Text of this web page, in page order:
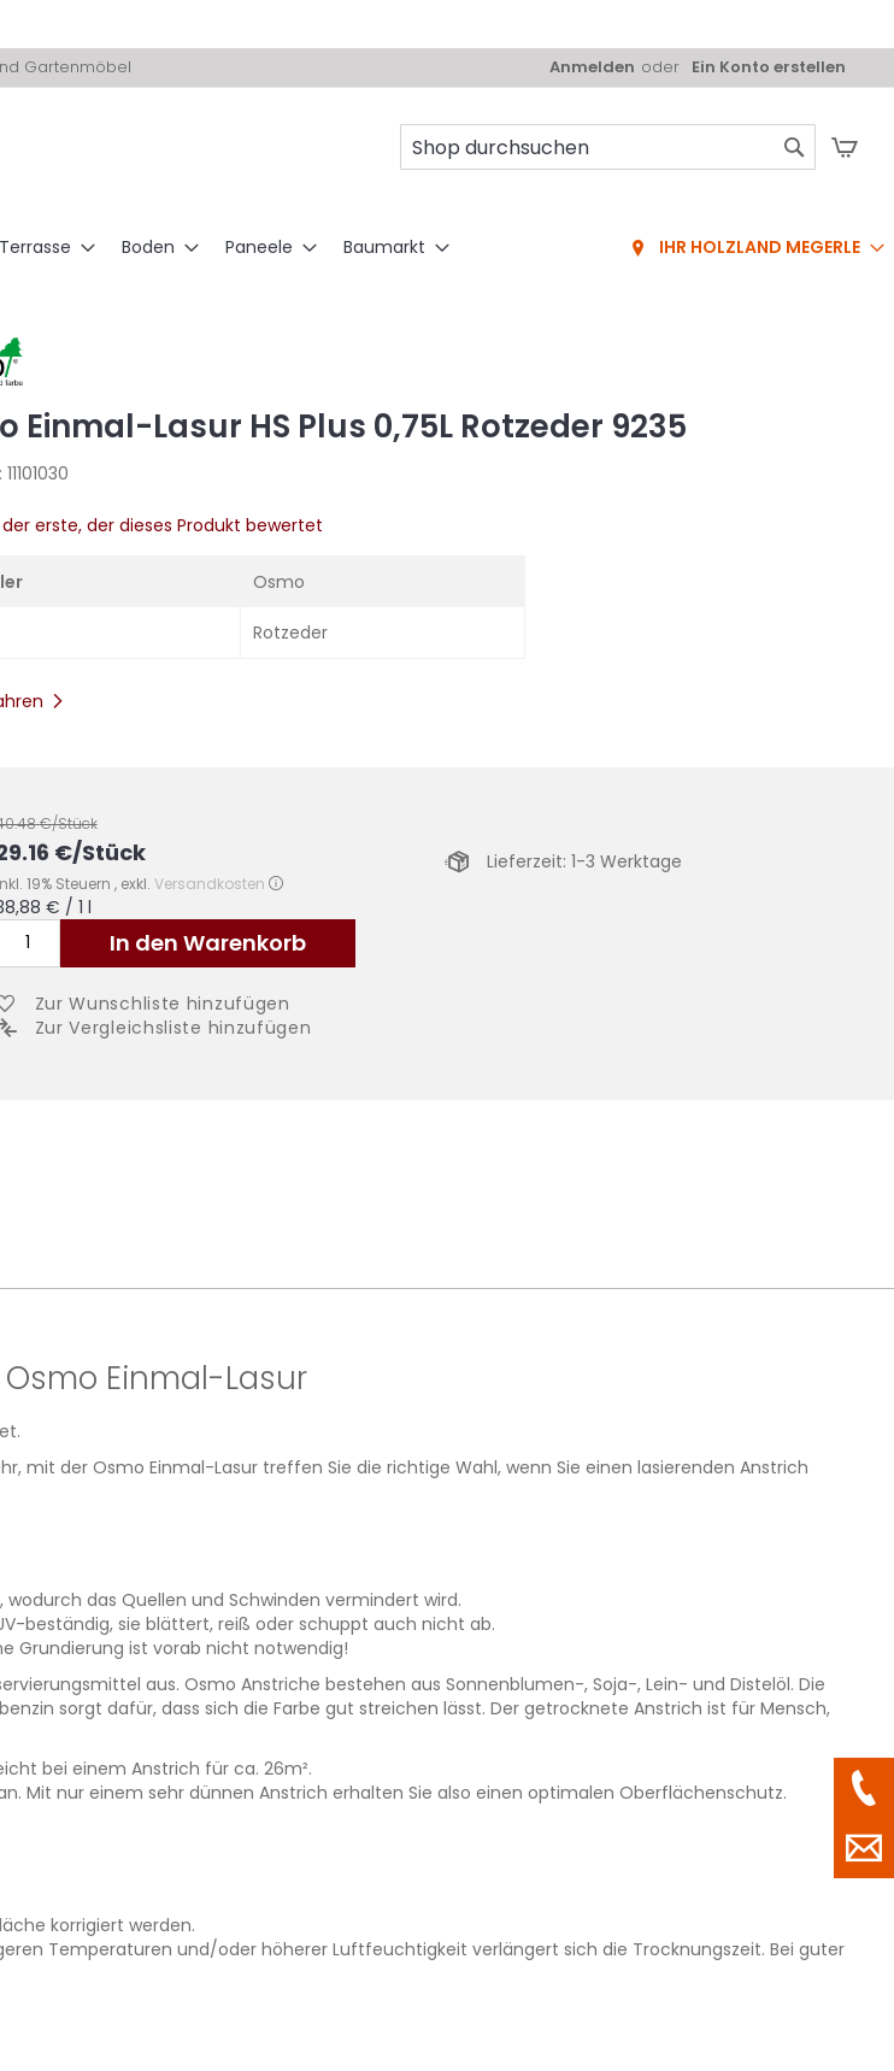
Gartenmöbel Anmelden Ein Konto erstellen
Terrasse Boden Paneele Baumarkt IHR HOLZLAND MEGERLE
Einmal-Lasur HS Plus 0,75L Rotzeder 9235
11101030
der erste, der dieses Produkt bewertet
Osmo
Rotzeder
€/Stück
€/Stück
19% Steuern , exkl. Versandkosten
€ / 1 l
In den Warenkorb
Lieferzeit: 1-3 Werktage
Zur Wunschliste hinzufügen
Zur Vergleichsliste hinzufügen
Einmal-Lasur
mit der Osmo Einmal-Lasur treffen Sie die richtige Wahl, wenn Sie einen lasierenden Anstrich
das Quellen und Schwinden vermindert wird.
beständig, sie blättert, reiß oder schuppt auch nicht ab.
Grundierung ist vorab nicht notwendig!
aus. Osmo Anstriche bestehen aus Sonnenblumen-, Soja-, Lein- und Distelöl. Die
sorgt dafür, dass sich die Farbe gut streichen lässt. Der getrocknete Anstrich ist für Mensch,
bei einem Anstrich für ca. 26m².
Mit nur einem sehr dünnen Anstrich erhalten Sie also einen optimalen Oberflächenschutz.
korrigiert werden.
Temperaturen und/oder höherer Luftfeuchtigkeit verlängert sich die Trocknungszeit. Bei guter